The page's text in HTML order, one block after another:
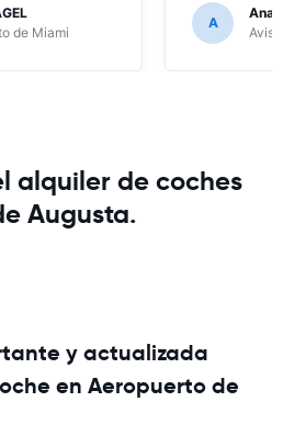
de Miami
A
Ana
Avis
alquiler de coches
Augusta.
y actualizada
en Aeropuerto de